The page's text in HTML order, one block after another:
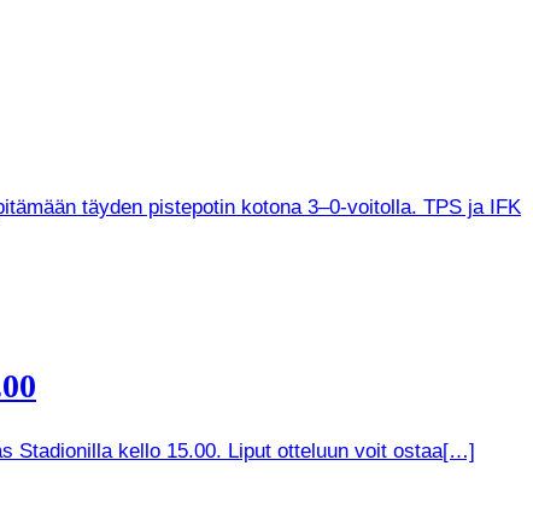
täyden pistepotin kotona 3–0-voitolla. TPS ja IFK
Stadionilla kello 15.00. Liput otteluun voit ostaa[…]